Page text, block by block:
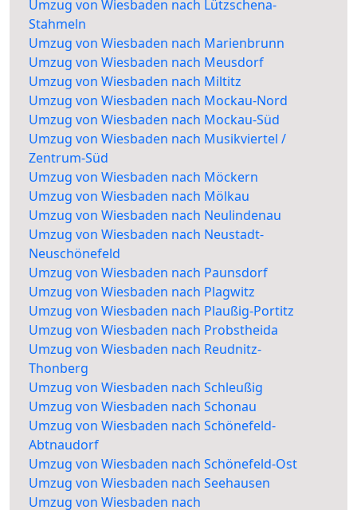
Umzug von Wiesbaden nach Lützschena-
Stahmeln
Umzug von Wiesbaden nach Marienbrunn
Umzug von Wiesbaden nach Meusdorf
Umzug von Wiesbaden nach Miltitz
Umzug von Wiesbaden nach Mockau-Nord
Umzug von Wiesbaden nach Mockau-Süd
Umzug von Wiesbaden nach Musikviertel /
Zentrum-Süd
Umzug von Wiesbaden nach Möckern
Umzug von Wiesbaden nach Mölkau
Umzug von Wiesbaden nach Neulindenau
Umzug von Wiesbaden nach Neustadt-
Neuschönefeld
Umzug von Wiesbaden nach Paunsdorf
Umzug von Wiesbaden nach Plagwitz
Umzug von Wiesbaden nach Plaußig-Portitz
Umzug von Wiesbaden nach Probstheida
Umzug von Wiesbaden nach Reudnitz-
Thonberg
Umzug von Wiesbaden nach Schleußig
Umzug von Wiesbaden nach Schonau
Umzug von Wiesbaden nach Schönefeld-
Abtnaudorf
Umzug von Wiesbaden nach Schönefeld-Ost
Umzug von Wiesbaden nach Seehausen
Umzug von Wiesbaden nach